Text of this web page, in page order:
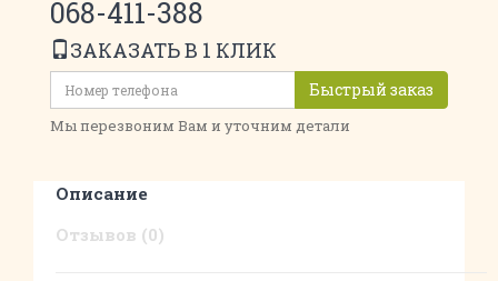
068-411-388
ЗАКАЗАТЬ В 1 КЛИК
Быстрый заказ
Мы перезвоним Вам и уточним детали
Описание
Отзывов (0)